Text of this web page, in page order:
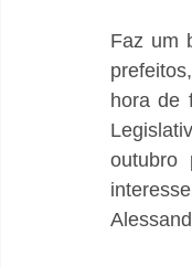
Faz um
hora de
outubro